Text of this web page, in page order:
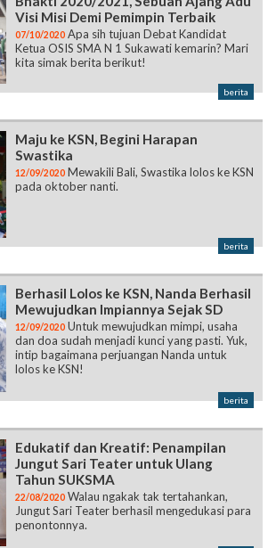
Visi Misi Demi Pemimpin Terbaik
07/10/2020 Apa sih tujuan Debat Kandidat
Ketua OSIS SMA N 1 Sukawati kemarin? Mari
kita simak berita berikut!
berita
Maju ke KSN, Begini Harapan
Swastika
12/09/2020 Mewakili Bali, Swastika lolos ke KSN
pada oktober nanti.
berita
Berhasil Lolos ke KSN, Nanda Berhasil
Mewujudkan Impiannya Sejak SD
12/09/2020 Untuk mewujudkan mimpi, usaha
dan doa sudah menjadi kunci yang pasti. Yuk,
intip bagaimana perjuangan Nanda untuk
lolos ke KSN!
berita
Edukatif dan Kreatif: Penampilan
Jungut Sari Teater untuk Ulang
Tahun SUKSMA
22/08/2020 Walau ngakak tak tertahankan,
Jungut Sari Teater berhasil mengedukasi para
penontonnya.